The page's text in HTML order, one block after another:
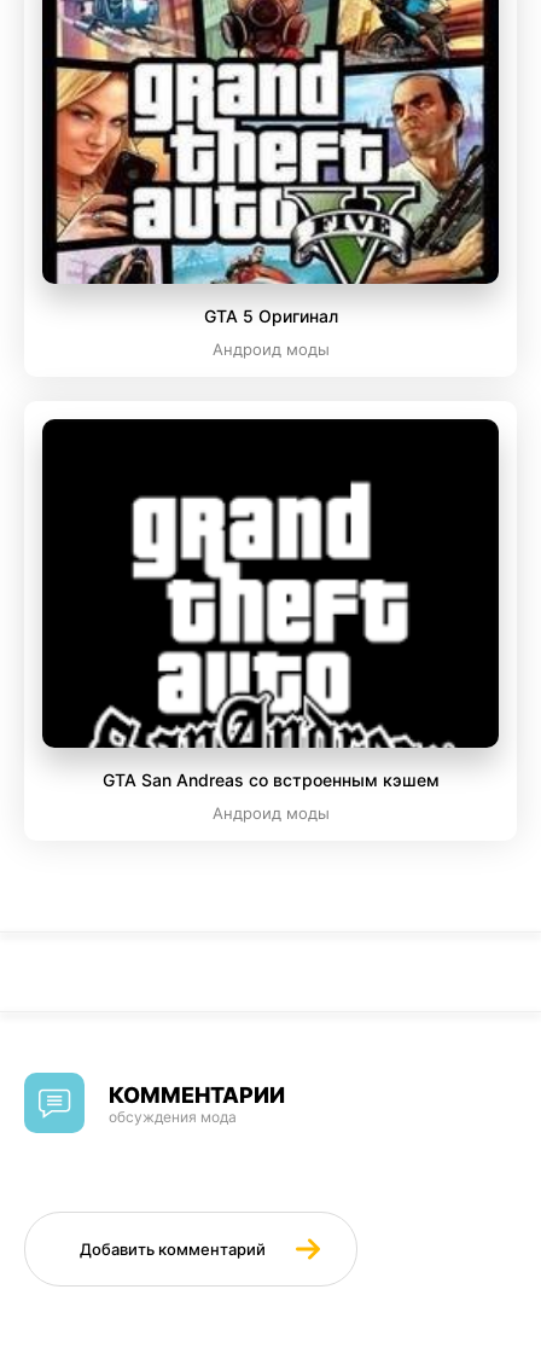
GTA 5 Оригинал
Андроид моды
GTA San Andreas со встроенным кэшем
Андроид моды
КОММЕНТАРИИ
обсуждения мода
Добавить комментарий